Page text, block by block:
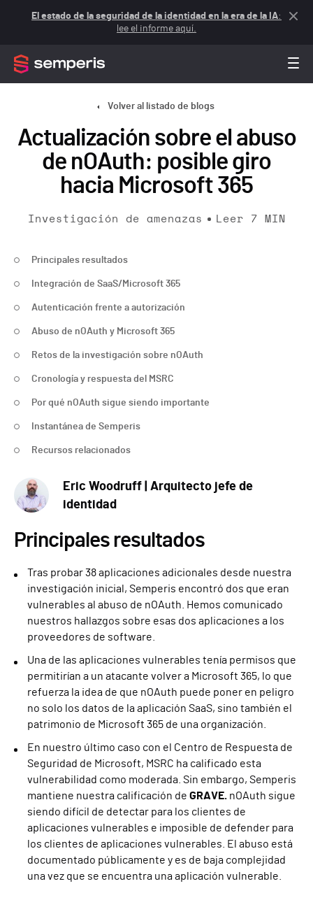
El estado de la seguridad de la identidad en la era de la IA:
lee el informe aquí.
Volver al listado de blogs
Actualización sobre el abuso
de nOAuth: posible giro
hacia Microsoft 365
Investigación de amenazas Leer 7 MIN
Principales resultados
Integración de SaaS/Microsoft 365
Autenticación frente a autorización
Abuso de nOAuth y Microsoft 365
Retos de la investigación sobre nOAuth
Cronología y respuesta del MSRC
Por qué nOAuth sigue siendo importante
Instantánea de Semperis
Recursos relacionados
Eric Woodruff | Arquitecto jefe de
identidad
Principales resultados
Tras probar 38 aplicaciones adicionales desde nuestra
investigación inicial, Semperis encontró dos que eran
vulnerables al abuso de nOAuth. Hemos comunicado
nuestros hallazgos sobre esas dos aplicaciones a los
proveedores de software.
Una de las aplicaciones vulnerables tenía permisos que
permitirían a un atacante volver a Microsoft 365, lo que
refuerza la idea de que nOAuth puede poner en peligro
no solo los datos de la aplicación SaaS, sino también el
patrimonio de Microsoft 365 de una organización.
En nuestro último caso con el Centro de Respuesta de
Seguridad de Microsoft, MSRC ha calificado esta
vulnerabilidad como moderada. Sin embargo, Semperis
mantiene nuestra calificación de GRAVE. nOAuth sigue
siendo difícil de detectar para los clientes de
aplicaciones vulnerables e imposible de defender para
los clientes de aplicaciones vulnerables. El abuso está
documentado públicamente y es de baja complejidad
una vez que se encuentra una aplicación vulnerable.